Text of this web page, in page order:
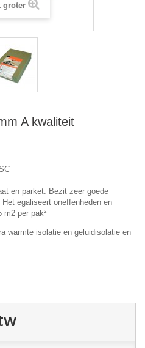
groter
A kwaliteit
en parket. Bezit zeer goede
egaliseert oneffenheden en
per pak²
warmte isolatie en geluidisolatie en